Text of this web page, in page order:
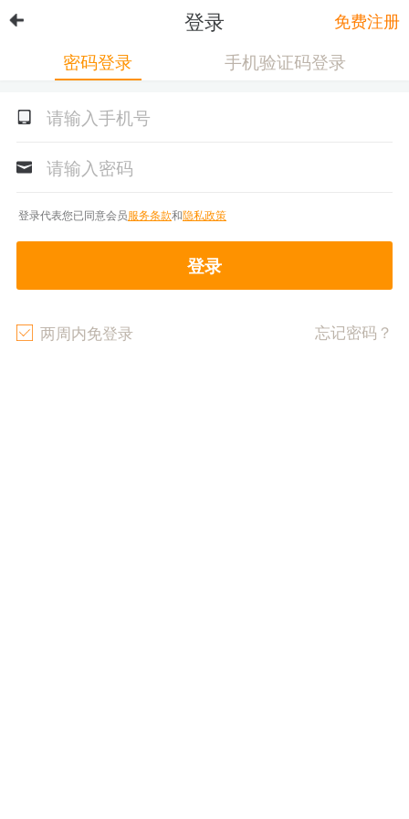
登录 免费注册
密码登录 手机验证码登录
登录代表您已同意会员服务条款和隐私政策
登录
两周内免登录 忘记密码？